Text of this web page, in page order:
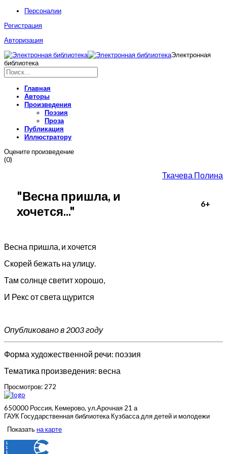
Персоналии
Регистрация
Авторизация
Электронная
библиотека
Главная
Авторы
Произведения
Поэзия
Проза
Публикация
Иллюстратору
Оцените произведение
(0)
Ткачева Полина
"Весна пришла, и
хочется..."
6+
Весна пришла, и хочется
Скорей бежать на улицу.
Там солнце светит хорошо,
И Рекс от света щурится
Опубликовано в 2003 году
Форма художественной речи: поэзия
Тематика произведения: весна
Просмотров: 272
650000 Россия, Кемерово, ул.Арочная 21 а
ГАУК Государственная библиотека Кузбасса для детей и молодежи
Показатьна карте